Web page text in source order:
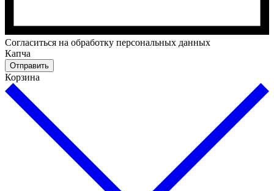
Cогласиться на обработку персональных данных
Капча
Отправить
Корзина